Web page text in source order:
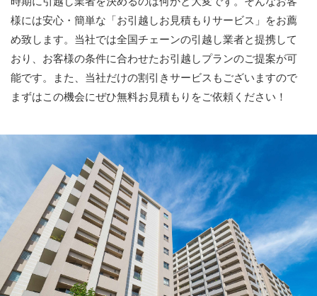
様には安心・簡単な「お引越しお見積もりサービス」をお薦
め致します。当社では全国チェーンの引越し業者と提携して
おり、お客様の条件に合わせたお引越しプランのご提案が可
能です。また、当社だけの割引きサービスもございますので
まずはこの機会にぜひ無料お見積もりをご依頼ください！